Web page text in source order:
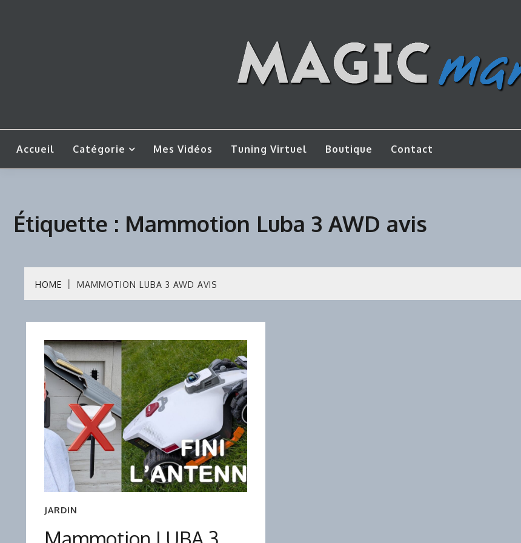
MAGICMANU
Accueil Catégorie Mes Vidéos Tuning Virtuel Boutique Contact
Étiquette : Mammotion Luba 3 AWD avis
HOME MAMMOTION LUBA 3 AWD AVIS
JARDIN